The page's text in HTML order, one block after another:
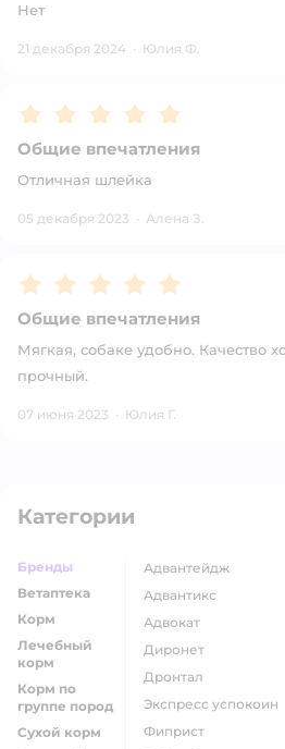
Нет
21 декабря 2024 · Юлия Ф.
Рейтинг:5
Общие впечатления
Отличная шлейка
05 декабря 2023 · Алена З.
Рейтинг:5
Общие впечатления
Мягкая, собаке удобно. Качество
прочный.
07 июня 2023 · Юлия Г.
Категории
Бренды
Ветаптека
Корм
Лечебный
корм
Корм по
группе пород
Сухой корм
адвантейдж
адвантикс
адвокат
диронет
дронтал
экспресс успокоин
фиприст